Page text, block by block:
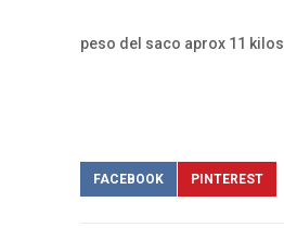
peso del saco aprox 11 kilos
FACEBOOK PINTEREST